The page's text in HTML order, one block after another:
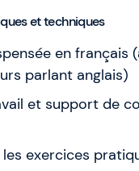
et techniques
en français
parlant anglais)
et support de
exercices